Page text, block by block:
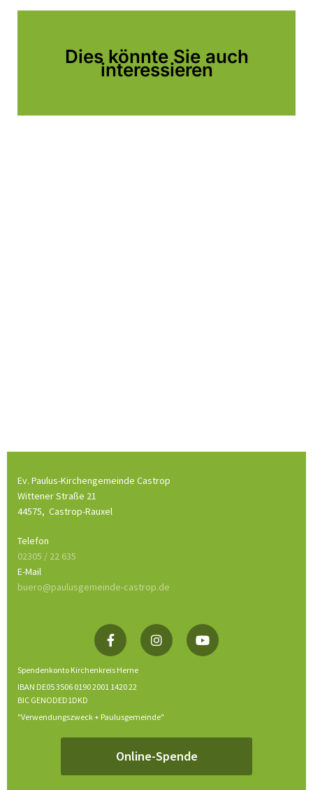
Dies könnte Sie auch
interessieren
Ev. Paulus-Kirchengemeinde Castrop
Wittener Straße 21
44575, Castrop-Rauxel
Telefon
02305 / 22 635
E-Mail
buero@paulusgemeinde-castrop.de
Spendenkonto Kirchenkreis Herne
IBAN DE05 3506 0190 2001 1420 22
BIC GENODED1DKD
"Verwendungszweck + Paulusgemeinde"
Online-Spende